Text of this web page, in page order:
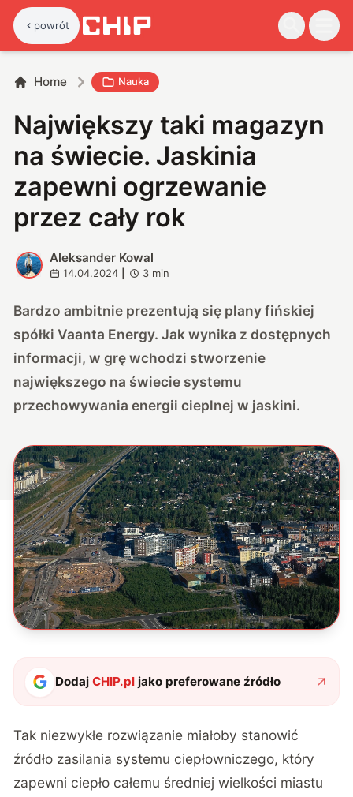
powrót
Home Nauka
Największy taki magazyn
na świecie. Jaskinia
zapewni ogrzewanie
przez cały rok
A
Aleksander Kowal
14.04.2024 3 min
Bardzo ambitnie prezentują się plany fińskiej
spółki Vaanta Energy. Jak wynika z dostępnych
informacji, w grę wchodzi stworzenie
największego na świecie systemu
przechowywania energii cieplnej w jaskini.
DodajCHIP.pl jako preferowane źródło
Tak niezwykłe rozwiązanie miałoby stanowić
źródło zasilania systemu ciepłowniczego, który
zapewni ciepło całemu średniej wielkości miastu